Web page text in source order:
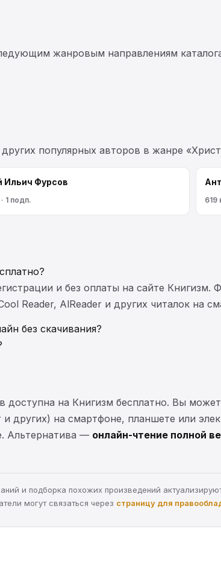
жанровым направлениям
популярных авторов в жанре
Ильич Фурсов
1 подп. 619
и без оплаты на сайте Книгизм.
Reader, AlReader и других читалок на
без скачивания?
доступна на Книгизм бесплатно. Вы
других) на смартфоне, планшете или
Альтернатива — онлайн-чтение полной
и подборка похожих произведений
могут связаться через страницу для